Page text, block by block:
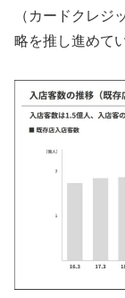
（カードクレジ
略を推し進めて